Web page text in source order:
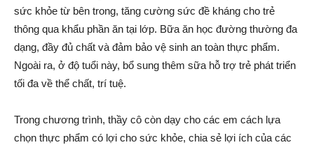
sức khỏe từ bên trong, tăng cường sức đề kháng cho trẻ
thông qua khẩu phần ăn tại lớp. Bữa ăn học đường thường đa
dạng, đầy đủ chất và đảm bảo vệ sinh an toàn thực phẩm.
Ngoài ra, ở độ tuổi này, bổ sung thêm sữa hỗ trợ trẻ phát triển
tối đa về thể chất, trí tuệ.
Trong chương trình, thầy cô còn dạy cho các em cách lựa
chọn thực phẩm có lợi cho sức khỏe, chia sẻ lợi ích của các